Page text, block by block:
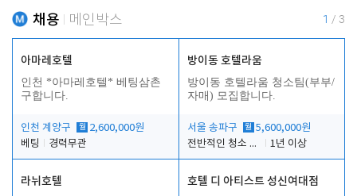
채용 메인박스 1 / 3
아마레호텔
인천 *아마레호텔* 베팅삼촌
구합니다.
인천 계양구 월 2,600,000원
베팅
경력무관
방이동 호텔라움
방이동 호텔라움 청소팀(부부/
자매) 모집합니다.
서울 송파구 월 5,600,000원
전반적인 청소 업무(객실청소.객실정리)
1년 이상
라뉘호텔 호텔 디 아티스트 성신여대점